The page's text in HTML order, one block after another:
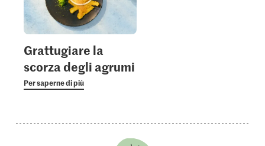
Grattugiare la
scorza degli agrumi
Per saperne di più